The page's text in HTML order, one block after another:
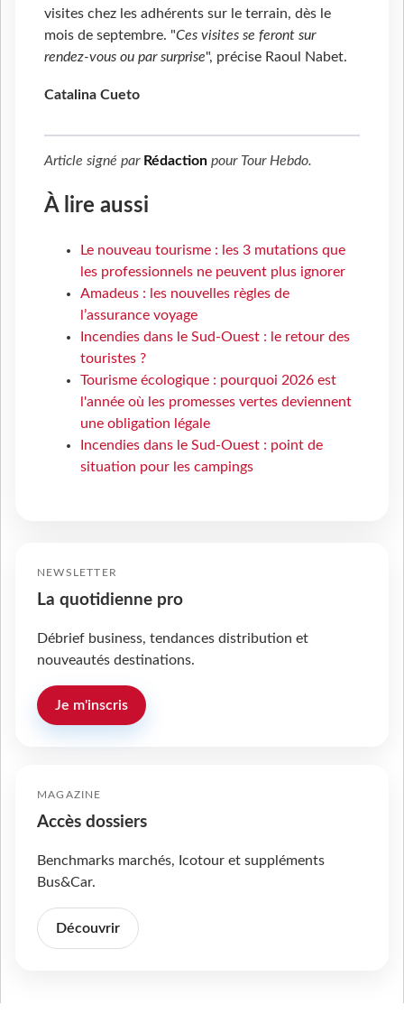
visites chez les adhérents sur le terrain, dès le
mois de septembre. "Ces visites se feront sur
rendez-vous ou par surprise", précise Raoul Nabet.
Catalina Cueto
Article signé par Rédaction pour Tour Hebdo.
À lire aussi
Le nouveau tourisme : les 3 mutations que
les professionnels ne peuvent plus ignorer
Amadeus : les nouvelles règles de
l’assurance voyage
Incendies dans le Sud-Ouest : le retour des
touristes ?
Tourisme écologique : pourquoi 2026 est
l'année où les promesses vertes deviennent
une obligation légale
Incendies dans le Sud-Ouest : point de
situation pour les campings
NEWSLETTER
La quotidienne pro
Débrief business, tendances distribution et
nouveautés destinations.
Je m'inscris
MAGAZINE
Accès dossiers
Benchmarks marchés, Icotour et suppléments
Bus&Car.
Découvrir